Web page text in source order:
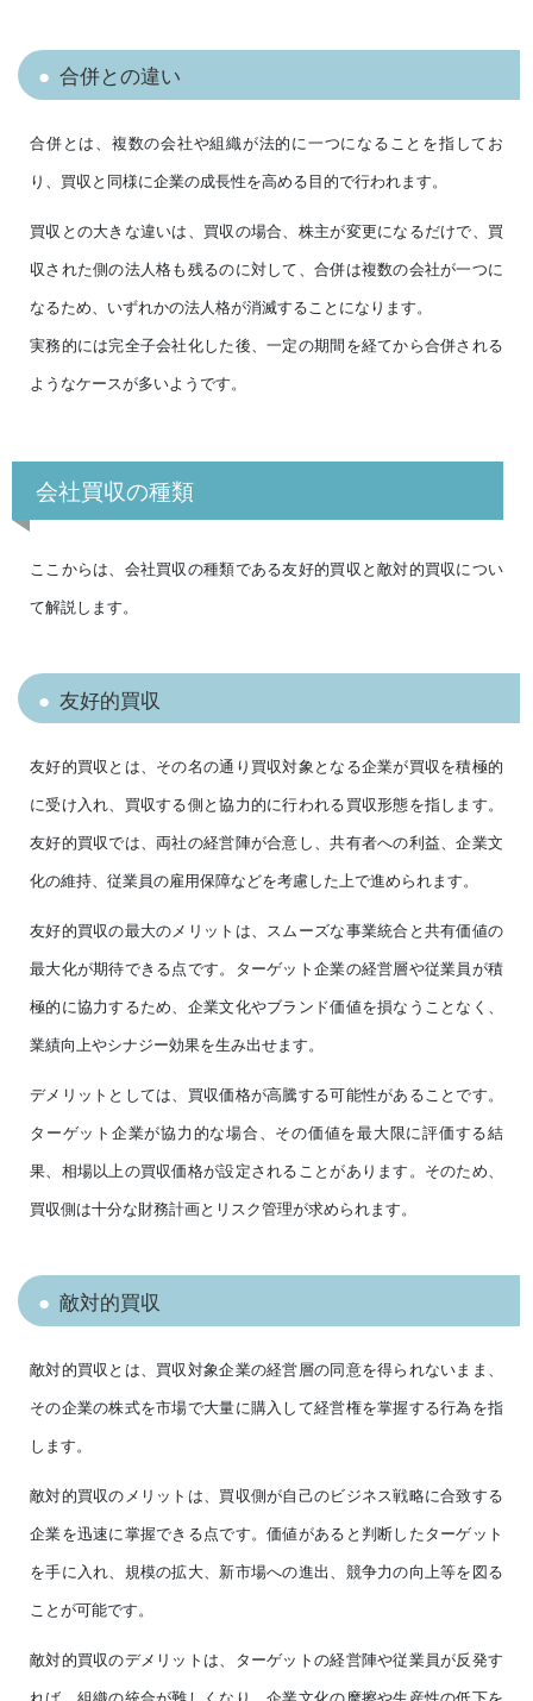
合併との違い
合併とは、複数の会社や組織が法的に一つになることを指してお
り、買収と同様に企業の成長性を高める目的で行われます。
買収との大きな違いは、買収の場合、株主が変更になるだけで、買
収された側の法人格も残るのに対して、合併は複数の会社が一つに
なるため、いずれかの法人格が消滅することになります。
実務的には完全子会社化した後、一定の期間を経てから合併される
ようなケースが多いようです。
会社買収の種類
ここからは、会社買収の種類である友好的買収と敵対的買収につい
て解説します。
友好的買収
友好的買収とは、その名の通り買収対象となる企業が買収を積極的
に受け入れ、買収する側と協力的に行われる買収形態を指します。
友好的買収では、両社の経営陣が合意し、共有者への利益、企業文
化の維持、従業員の雇用保障などを考慮した上で進められます。
友好的買収の最大のメリットは、スムーズな事業統合と共有価値の
最大化が期待できる点です。ターゲット企業の経営層や従業員が積
極的に協力するため、企業文化やブランド価値を損なうことなく、
業績向上やシナジー効果を生み出せます。
デメリットとしては、買収価格が高騰する可能性があることです。
ターゲット企業が協力的な場合、その価値を最大限に評価する結
果、相場以上の買収価格が設定されることがあります。そのため、
買収側は十分な財務計画とリスク管理が求められます。
敵対的買収
敵対的買収とは、買収対象企業の経営層の同意を得られないまま、
その企業の株式を市場で大量に購入して経営権を掌握する行為を指
します。
敵対的買収のメリットは、買収側が自己のビジネス戦略に合致する
企業を迅速に掌握できる点です。価値があると判断したターゲット
を手に入れ、規模の拡大、新市場への進出、競争力の向上等を図る
ことが可能です。
敵対的買収のデメリットは、ターゲットの経営陣や従業員が反発す
れば、組織の統合が難しくなり、企業文化の摩擦や生産性の低下を